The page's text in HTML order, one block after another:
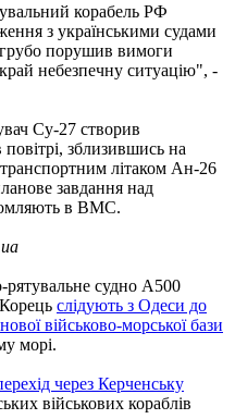
корабель РФ
з українськими судами
порушив вимоги
небезпечну ситуацію", -
Су-27 створив
повітрі, зблизившись на
транспортним літаком Ан-26
завдання над
в ВМС.
судно A500
слідують з Одеси до
нової військово-морської бази
морі.
через Керченську
військових кораблів